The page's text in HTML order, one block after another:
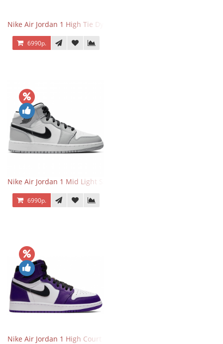
Nike Air Jordan 1 High Tie Dye
6990р.
Nike Air Jordan 1 Mid Light Smoke Grey
6990р.
Nike Air Jordan 1 High Court Purple 2.0